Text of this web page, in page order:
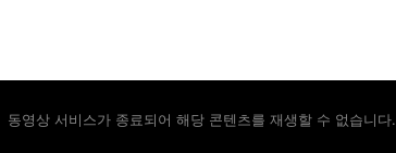
동영상 서비스가 종료되어 해당 콘텐츠를 재생할 수 없습니다.